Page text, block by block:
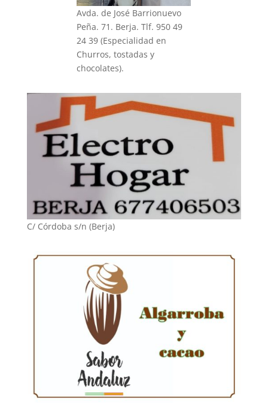
Avda. de José Barrionuevo
Peña. 71. Berja. Tlf. 950 49
24 39 (Especialidad en
Churros, tostadas y
chocolates).
C/ Córdoba s/n (Berja)